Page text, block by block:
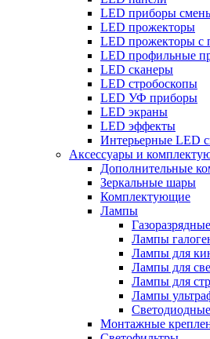
LED приборы
LED прожекторы
LED прожекторы
LED профильные
LED сканеры
LED стробоскопы
LED УФ приборы
LED экраны
LED эффекты
Интерьерные LED
Аксессуары и
Дополнительные
Зеркальные шары
Комплектующие
Лампы
Газоразрядные
Лампы
Лампы для
Лампы для
Лампы для
Лампы
Светодиодные
Монтажные